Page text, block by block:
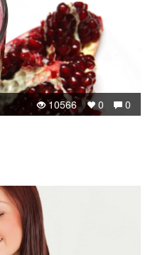
0
0
10566